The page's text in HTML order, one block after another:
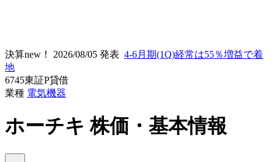
決算new！ 2026/08/05 発表 4-6月期(1Q)経常は55％増益で着
地
6745東証P貸借
業種 電気機器
ホーチキ株価・基本情報